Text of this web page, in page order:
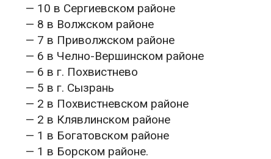
— 10 в Сергиевском районе
— 8 в Волжском районе
— 7 в Приволжском районе
— 6 в Челно-Вершинском районе
— 6 в г. Похвистнево
— 5 в г. Сызрань
— 2 в Похвистневском районе
— 2 в Клявлинском районе
— 1 в Богатовском районе
— 1 в Борском районе.